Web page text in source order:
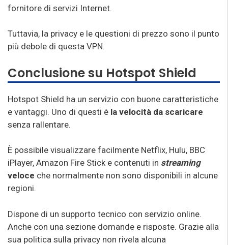
fornitore di servizi Internet.
Tuttavia, la privacy e le questioni di prezzo sono il punto
più debole di questa VPN.
Conclusione su Hotspot Shield
Hotspot Shield ha un servizio con buone caratteristiche
e vantaggi. Uno di questi è la velocità da scaricare
senza rallentare.
È possibile visualizzare facilmente Netflix, Hulu, BBC
iPlayer, Amazon Fire Stick e contenuti in streaming
veloce che normalmente non sono disponibili in alcune
regioni.
Dispone di un supporto tecnico con servizio online.
Anche con una sezione domande e risposte. Grazie alla
sua politica sulla privacy non rivela alcuna